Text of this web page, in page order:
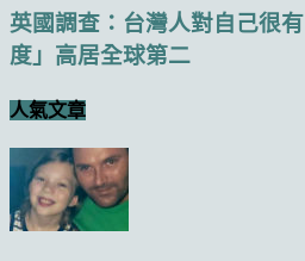
英國調查：台灣人對自己很
度」高居全球第二
人氣文章